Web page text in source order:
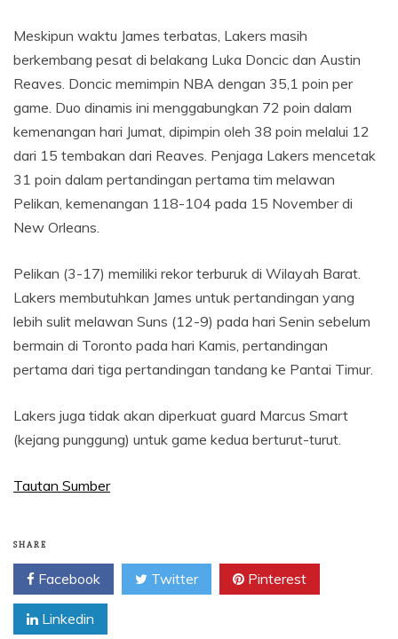
Meskipun waktu James terbatas, Lakers masih
berkembang pesat di belakang Luka Doncic dan Austin
Reaves. Doncic memimpin NBA dengan 35,1 poin per
game. Duo dinamis ini menggabungkan 72 poin dalam
kemenangan hari Jumat, dipimpin oleh 38 poin melalui 12
dari 15 tembakan dari Reaves. Penjaga Lakers mencetak
31 poin dalam pertandingan pertama tim melawan
Pelikan, kemenangan 118-104 pada 15 November di
New Orleans.
Pelikan (3-17) memiliki rekor terburuk di Wilayah Barat.
Lakers membutuhkan James untuk pertandingan yang
lebih sulit melawan Suns (12-9) pada hari Senin sebelum
bermain di Toronto pada hari Kamis, pertandingan
pertama dari tiga pertandingan tandang ke Pantai Timur.
Lakers juga tidak akan diperkuat guard Marcus Smart
(kejang punggung) untuk game kedua berturut-turut.
Tautan Sumber
SHARE
Facebook Twitter Pinterest
Linkedin